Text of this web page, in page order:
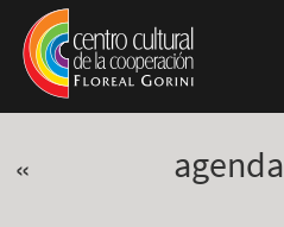
Pasar al contenido principal
Jump to main content
« agenda